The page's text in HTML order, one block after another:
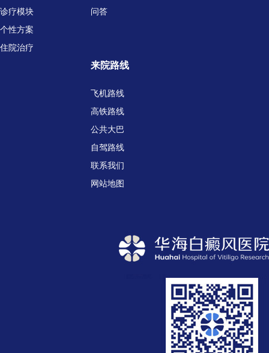
诊疗模块
个性方案
住院治疗
问答
来院路线
飞机路线
高铁路线
公共大巴
自驾路线
联系我们
网站地图